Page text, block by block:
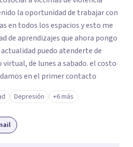
la oportunidad de trabajar con
en todos los espacios y esto me
de aprendizajes que ahora pongo
puedo atenderte de
de lunes a sabado. el costo
en el primer contacto
Depresión +6 más